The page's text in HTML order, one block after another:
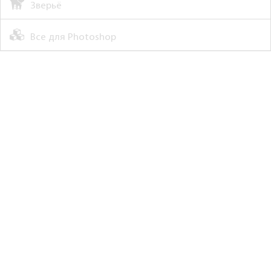
Зверьё
Все для Photoshop